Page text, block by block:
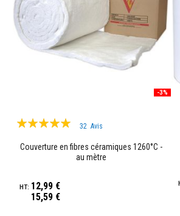
Plastiques
réfractaires
modelables
Mastics
chaleur
Briques
réfractaires
-3%
Évaluation:
32 Avis
Couverture en fibres céramiques 1260°C -
au mètre
15,59 €
12,99 €